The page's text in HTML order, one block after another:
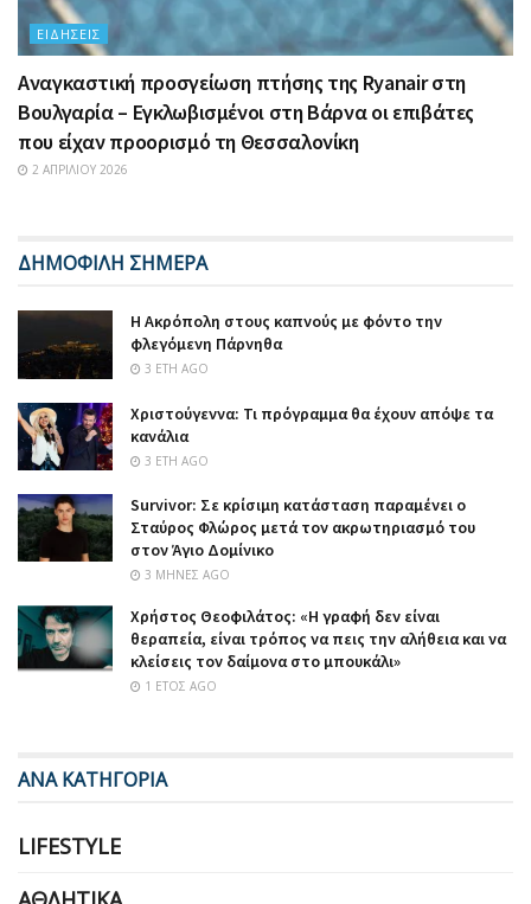
ΕΙΔΉΣΕΙΣ
Αναγκαστική προσγείωση πτήσης της Ryanair στη
Βουλγαρία – Εγκλωβισμένοι στη Βάρνα οι επιβάτες
που είχαν προορισμό τη Θεσσαλονίκη
2 ΑΠΡΙΛΊΟΥ 2026
ΔΗΜΟΦΙΛΗ ΣΗΜΕΡΑ
Η Ακρόπολη στους καπνούς με φόντο την
φλεγόμενη Πάρνηθα
3 ΈΤΗ AGO
Χριστούγεννα: Τι πρόγραμμα θα έχουν απόψε τα
κανάλια
3 ΈΤΗ AGO
Survivor: Σε κρίσιμη κατάσταση παραμένει ο
Σταύρος Φλώρος μετά τον ακρωτηριασμό του
στον Άγιο Δομίνικο
3 ΜΉΝΕΣ AGO
Χρήστος Θεοφιλάτος: «Η γραφή δεν είναι
θεραπεία, είναι τρόπος να πεις την αλήθεια και να
κλείσεις τον δαίμονα στο μπουκάλι»
1 ΈΤΟΣ AGO
ΑΝΑ ΚΑΤΗΓΟΡΙΑ
LIFESTYLE